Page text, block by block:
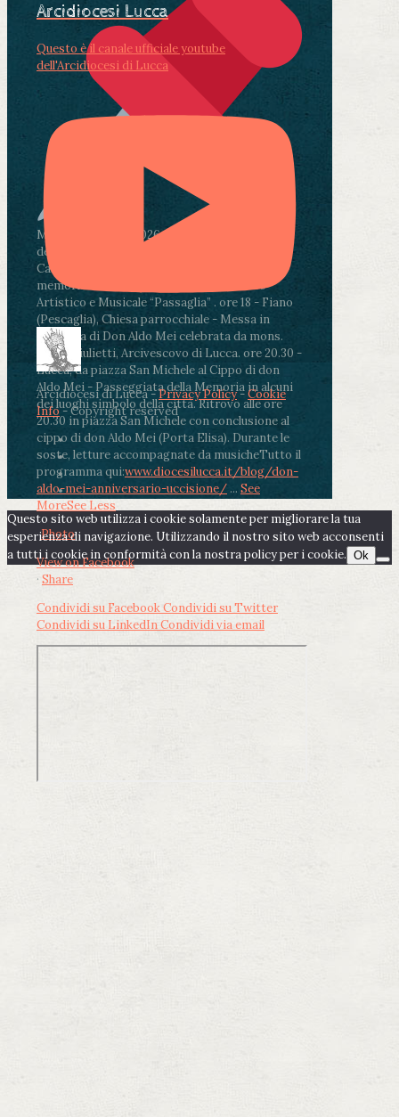
Martedì 4 agosto2026ore 11:30 - Lucca, Scuola
dell’Infanzia don Aldo Mei - Viale Castruccio
Castracani 435 - Inaugurazione murales in
memoria di don Aldo Mei curato dal Liceo
Artistico e Musicale “Passaglia” . ore 18 - Fiano
(Pescaglia), Chiesa parrocchiale - Messa in
memoria di Don Aldo Mei celebrata da mons.
Paolo Giulietti, Arcivescovo di Lucca. ore 20.30 -
Lucca, da piazza San Michele al Cippo di don
Aldo Mei - Passeggiata della Memoria in alcuni
dei luoghi simbolo della città. Ritrovo alle ore
20.30 in piazza San Michele con conclusione al
cippo di don Aldo Mei (Porta Elisa). Durante le
soste, letture accompagnate da musicheTutto il
programma qui:www.diocesilucca.it/blog/don-
aldo-mei-anniversario-uccisione/ ... See
MoreSee Less
Photo
View on Facebook
· Share
Condividi su FacebookCondividi su Twitter
Condividi su LinkedInCondividi via email
Arcidiocesi Lucca
Questo è il canale ufficiale youtube
dell'Arcidiocesi di Lucca
Arcidiocesi di Lucca -Privacy Policy-Cookie
Info- Copyright reserved
Questo sito web utilizza i cookie solamente per migliorare la tua
esperienza di navigazione. Utilizzando il nostro sito web acconsenti
a tutti i cookie in conformità con la nostra policy per i cookie. Ok